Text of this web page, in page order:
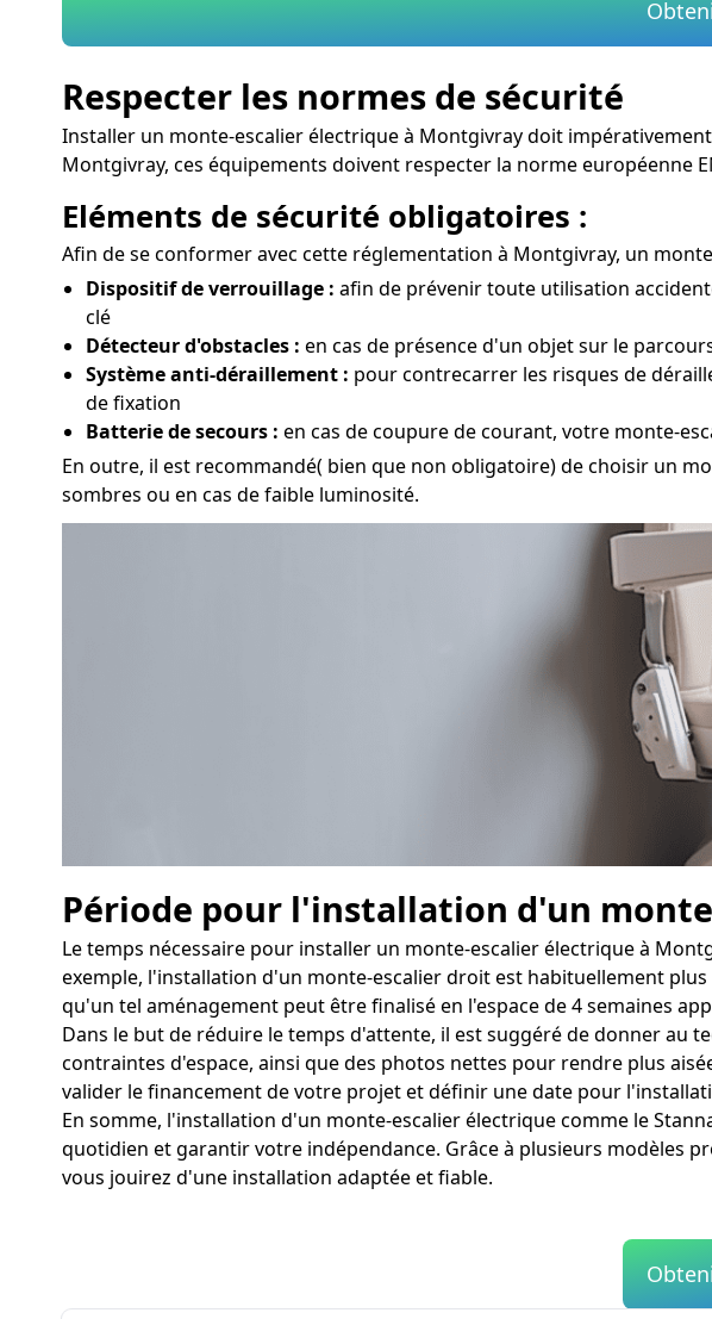
Respecter les normes de sécurité
Installer un monte-escalier électrique à Montgivray doit
Montgivray, ces équipements doivent respecter la norme européenne
Eléments de sécurité obligatoires :
Afin de se conformer avec cette réglementation à Montgivray, un
Dispositif de verrouillage : afin de prévenir toute utilisation
clé
Détecteur d'obstacles : en cas de présence d'un objet sur le
Système anti-déraillement : pour contrecarrer les risques de
de fixation
Batterie de secours : en cas de coupure de courant, votre monte-
En outre, il est recommandé( bien que non obligatoire) de choisir un
sombres ou en cas de faible luminosité.
Période pour l'installation d'un
Le temps nécessaire pour installer un monte-escalier électrique à
exemple, l'installation d'un monte-escalier droit est habituellement
qu'un tel aménagement peut être finalisé en l'espace de 4 semaines
Dans le but de réduire le temps d'attente, il est suggéré de donner au
contraintes d'espace, ainsi que des photos nettes pour rendre plus
valider le financement de votre projet et définir une date pour
En somme, l'installation d'un monte-escalier électrique comme le
quotidien et garantir votre indépendance. Grâce à plusieurs modèles
vous jouirez d'une installation adaptée et fiable.